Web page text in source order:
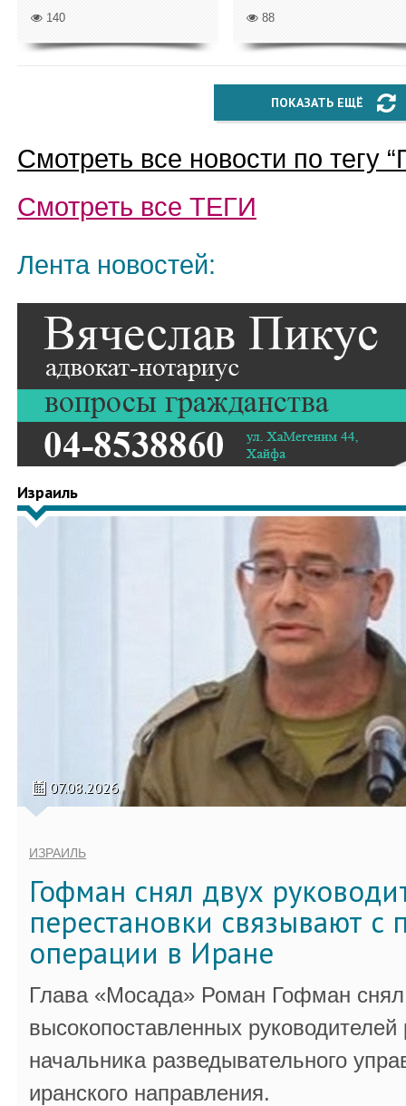
140 88
ПОКАЗАТЬ ЕЩЁ
Смотреть все новости по тегу “
Смотреть все ТЕГИ
Лента новостей:
Израиль
07.08.2026
ИЗРАИЛЬ
Гофман снял двух
перестановки связывают с
операции в Иране
Глава «Мосада» Роман Гофман снял
высокопоставленных
начальника разведывательного
иранского направления.